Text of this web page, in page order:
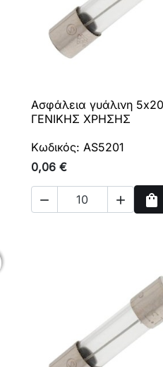
 Γρήγορη
Ασφάλεια γυάλινη
ΓΕΝΙΚΗΣ ΧΡΗΣΗΣ
Κωδικός: AS5201
0,06 €
  shopping_bag